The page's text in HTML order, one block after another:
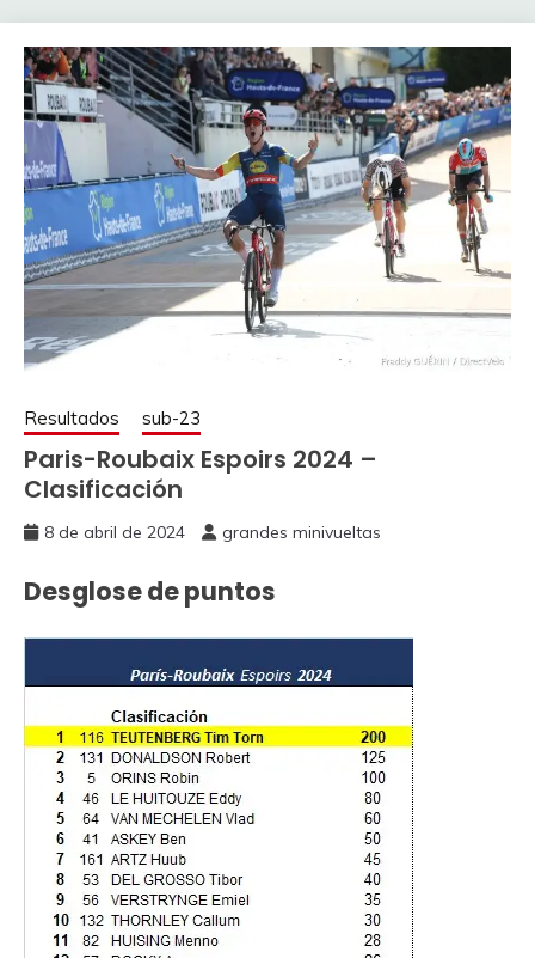
Resultados sub-23
Paris-Roubaix Espoirs 2024 –
Clasificación
8 de abril de 2024 grandes minivueltas
Desglose de puntos